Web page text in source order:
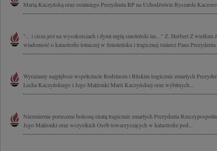
Marią Kaczyńską oraz ostatniego Prezydenta RP na Uchodźstwie Ryszarda
"... i cisza jest na wysokościach i dymi mgłą smoleński las..." Z. Herbert Z wielkim
wiadomość o katastrofie lotniczej w Smoleńsku i tragicznej śmierci Pana
Wyrażamy najgłębsze współczucie Rodzinom i Bliskim tragicznie zmarłych
Lecha Kaczyńskiego i Jego Małżonki Marii Kaczyńskiej oraz wybitnych...
Niezmiernie poruszeni bolesną stratą tragicznie zmarłych Prezydenta
Jego Małżonki oraz wszystkich Osób towarzyszących w katastrofie pod...